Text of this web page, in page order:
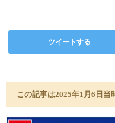
ツイートする
この記事は2025年1月6日当